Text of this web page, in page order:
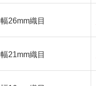
幅26mm織目
幅21mm織目